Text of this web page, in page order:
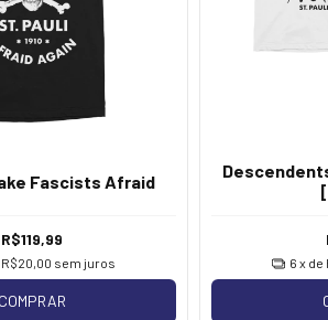
Fascists Afraid
R$119,99
R$20,00 sem juros
COMPRAR
6 x de